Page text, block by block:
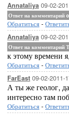
Annataliya 09-02-
Ответ на комментарий
Обратиться -
Annataliya 09-02-
Ответ на комментарий
к этому времени
Обратиться -
FarEast 09-02-2011-
А ты же геолог,
интересно там
Обратиться -